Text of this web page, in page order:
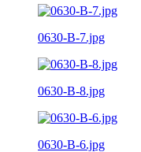
0630-B-7.jpg
0630-B-8.jpg
0630-B-6.jpg